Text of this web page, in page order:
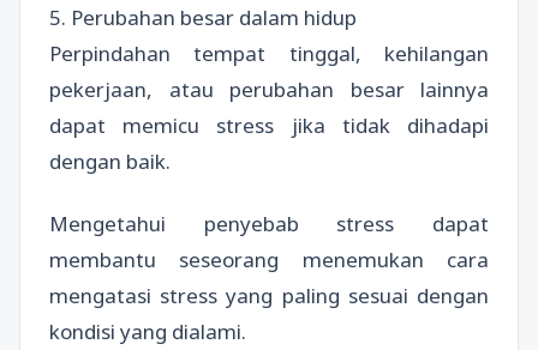
5. Perubahan besar dalam hidup
Perpindahan tempat tinggal, kehilangan
pekerjaan, atau perubahan besar lainnya
dapat memicu stress jika tidak dihadapi
dengan baik.
Mengetahui penyebab stress dapat
membantu seseorang menemukan cara
mengatasi stress yang paling sesuai dengan
kondisi yang dialami.